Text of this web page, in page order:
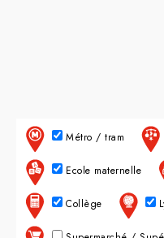
Métro / tram
Ecole maternelle
Collège